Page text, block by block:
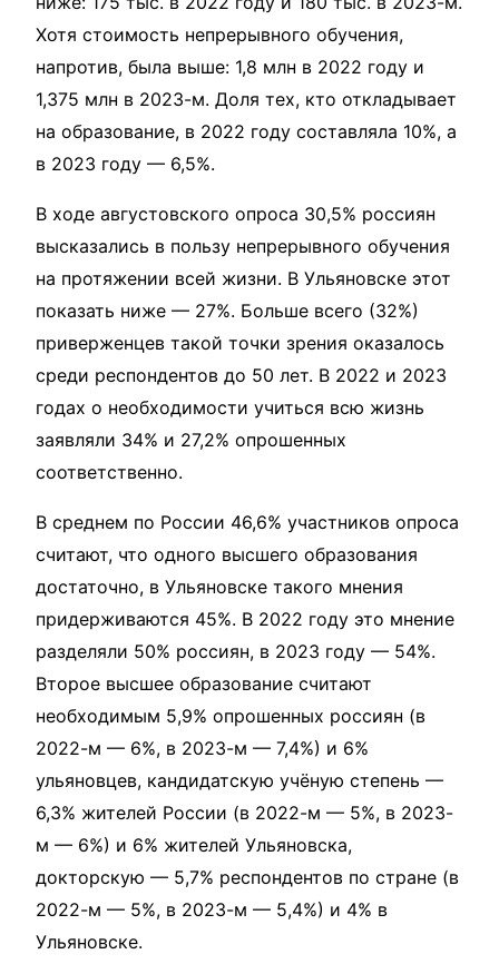
Хотя стоимость непрерывного обучения,
напротив, была выше: 1,8 млн в 2022 году и
1,375 млн в 2023-м. Доля тех, кто откладывает
на образование, в 2022 году составляла 10%, а
в 2023 году — 6,5%.
В ходе августовского опроса 30,5% россиян
высказались в пользу непрерывного обучения
на протяжении всей жизни. В Ульяновске этот
показать ниже — 27%. Больше всего (32%)
приверженцев такой точки зрения оказалось
среди респондентов до 50 лет. В 2022 и 2023
годах о необходимости учиться всю жизнь
заявляли 34% и 27,2% опрошенных
соответственно.
В среднем по России 46,6% участников опроса
считают, что одного высшего образования
достаточно, в Ульяновске такого мнения
придерживаются 45%. В 2022 году это мнение
разделяли 50% россиян, в 2023 году — 54%.
Второе высшее образование считают
необходимым 5,9% опрошенных россиян (в
2022-м — 6%, в 2023-м — 7,4%) и 6%
ульяновцев, кандидатскую учёную степень —
6,3% жителей России (в 2022-м — 5%, в 2023-
м — 6%) и 6% жителей Ульяновска,
докторскую — 5,7% респондентов по стране (в
2022-м — 5%, в 2023-м — 5,4%) и 4% в
Ульяновске.